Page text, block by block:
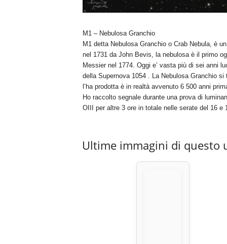
M1 – Nebulosa Granchio
M1 detta Nebulosa Granchio o Crab Nebula, è
nel 1731 da John Bevis, la nebulosa è il primo
Messier nel 1774. Oggi e’ vasta più di sei anni
della Supernova 1054 . La Nebulosa Granchio
l’ha prodotta è in realtà avvenuto 6 500 anni
Ho raccolto segnale durante una prova di
OIII per altre 3 ore in totale nelle serate del 16 e
Ultime immagini di questo